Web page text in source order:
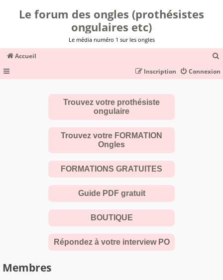
Le forum des ongles (prothésistes
ongulaires etc)
Le média numéro 1 sur les ongles
Accueil
c
Connexion
Inscription
Trouvez votre prothésiste
ongulaire
Trouvez votre FORMATION
Ongles
FORMATIONS GRATUITES
Guide PDF gratuit
BOUTIQUE
Répondez à votre interview PO
Membres